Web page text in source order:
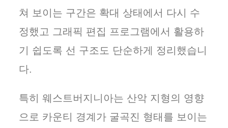
쳐 보이는 구간은 확대 상태에서 다시 수
정했고 그래픽 편집 프로그램에서 활용하
기 쉽도록 선 구조도 단순하게 정리했습니
다.
특히 웨스트버지니아는 산악 지형의 영향
으로 카운티 경계가 굴곡진 형태를 보이는